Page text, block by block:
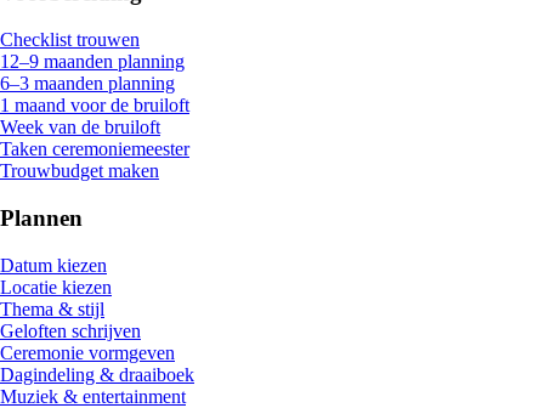
Checklist trouwen
12–9 maanden planning
6–3 maanden planning
1 maand voor de bruiloft
Week van de bruiloft
Taken ceremoniemeester
Trouwbudget maken
Plannen
Datum kiezen
Locatie kiezen
Thema & stijl
Geloften schrijven
Ceremonie vormgeven
Dagindeling & draaiboek
Muziek & entertainment